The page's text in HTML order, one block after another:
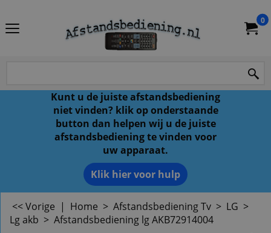
0
Kunt u de juiste afstandsbediening
niet vinden? klik op onderstaande
button dan helpen wij u de juiste
afstandsbediening te vinden voor
uw apparaat.
Klik hier voor hulp
<< Vorige | Home > Afstandsbediening Tv > LG >
Lg akb > Afstandsbediening lg AKB72914004